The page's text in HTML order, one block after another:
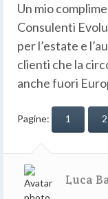
Un mio
Consulenti
per l’estate e
clienti che la
anche fuori
Pagine: 1 2
Luca